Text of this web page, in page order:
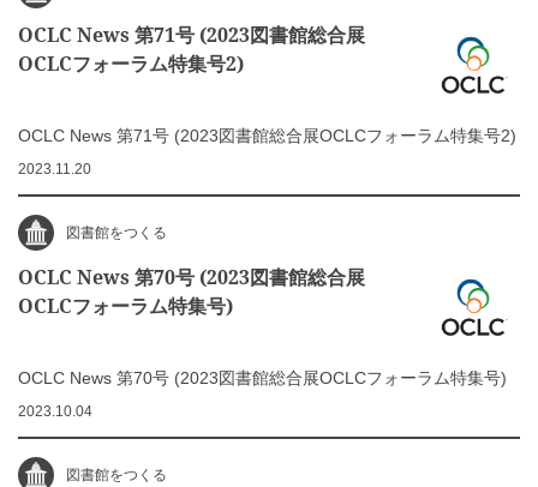
OCLC News 第71号 (2023図書館総合展
OCLCフォーラム特集号2)
OCLC News 第71号 (2023図書館総合展OCLCフォーラム特集号2)
2023.11.20
図書館をつくる
OCLC News 第70号 (2023図書館総合展
OCLCフォーラム特集号)
OCLC News 第70号 (2023図書館総合展OCLCフォーラム特集号)
2023.10.04
図書館をつくる